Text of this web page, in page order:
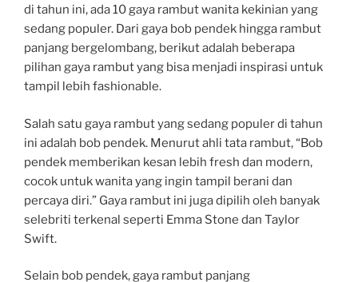
di tahun ini, ada 10 gaya rambut wanita kekinian yang
sedang populer. Dari gaya bob pendek hingga rambut
panjang bergelombang, berikut adalah beberapa
pilihan gaya rambut yang bisa menjadi inspirasi untuk
tampil lebih fashionable.
Salah satu gaya rambut yang sedang populer di tahun
ini adalah bob pendek. Menurut ahli tata rambut, “Bob
pendek memberikan kesan lebih fresh dan modern,
cocok untuk wanita yang ingin tampil berani dan
percaya diri.” Gaya rambut ini juga dipilih oleh banyak
selebriti terkenal seperti Emma Stone dan Taylor
Swift.
Selain bob pendek, gaya rambut panjang